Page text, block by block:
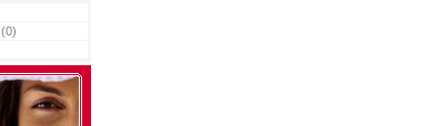
(0)